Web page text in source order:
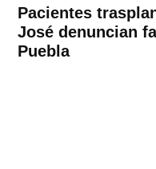
Pacientes
José denuncian
Puebla